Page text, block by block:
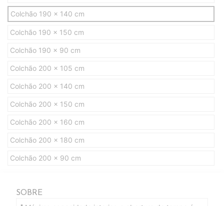
Colchão 190 x 140 cm
Colchão 190 x 150 cm
Colchão 190 x 90 cm
Colchão 200 x 105 cm
Colchão 200 x 140 cm
Colchão 200 x 150 cm
Colchão 200 x 160 cm
Colchão 200 x 180 cm
Colchão 200 x 90 cm
SOBRE